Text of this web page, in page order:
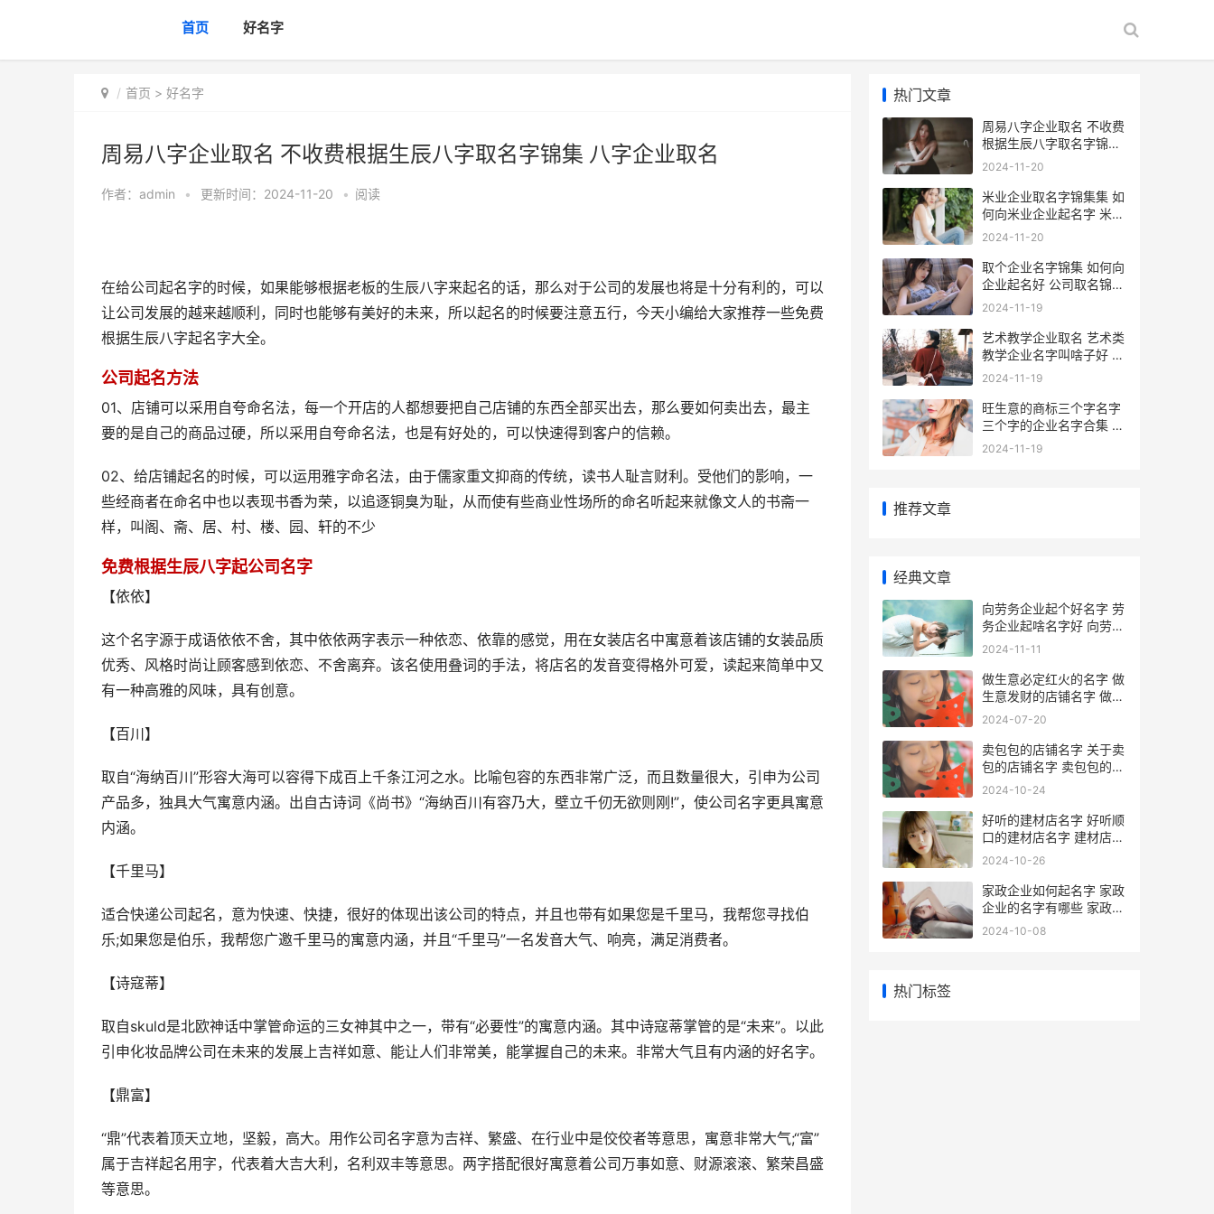
首页 好名字
首页 > 好名字
周易八字企业取名 不收费根据生辰八字取名字锦集 八字企业取名
作者： admin • 更新时间：2024-11-20 • 阅读
在给公司起名字的时候，如果能够根据老板的生辰八字来起名的话，那么对于公司的发展也将是十分有利的，可以
让公司发展的越来越顺利，同时也能够有美好的未来，所以起名的时候要注意五行，今天小编给大家推荐一些免费
根据生辰八字起名字大全。
公司起名方法
01、店铺可以采用自夸命名法，每一个开店的人都想要把自己店铺的东西全部买出去，那么要如何卖出去，最主
要的是自己的商品过硬，所以采用自夸命名法，也是有好处的，可以快速得到客户的信赖。
02、给店铺起名的时候，可以运用雅字命名法，由于儒家重文抑商的传统，读书人耻言财利。受他们的影响，一
些经商者在命名中也以表现书香为荣，以追逐铜臭为耻，从而使有些商业性场所的命名听起来就像文人的书斋一
样，叫阁、斋、居、村、楼、园、轩的不少
免费根据生辰八字起公司名字
【依依】
这个名字源于成语依依不舍，其中依依两字表示一种依恋、依靠的感觉，用在女装店名中寓意着该店铺的女装品质
优秀、风格时尚让顾客感到依恋、不舍离弃。该名使用叠词的手法，将店名的发音变得格外可爱，读起来简单中又
有一种高雅的风味，具有创意。
【百川】
取自“海纳百川”形容大海可以容得下成百上千条江河之水。比喻包容的东西非常广泛，而且数量很大，引申为公司
产品多，独具大气寓意内涵。出自古诗词《尚书》“海纳百川有容乃大，壁立千仞无欲则刚!”，使公司名字更具寓意
内涵。
【千里马】
适合快递公司起名，意为快速、快捷，很好的体现出该公司的特点，并且也带有如果您是千里马，我帮您寻找伯
乐;如果您是伯乐，我帮您广邀千里马的寓意内涵，并且“千里马”一名发音大气、响亮，满足消费者。
【诗寇蒂】
取自skuld是北欧神话中掌管命运的三女神其中之一，带有“必要性”的寓意内涵。其中诗寇蒂掌管的是“未来”。以此
引申化妆品牌公司在未来的发展上吉祥如意、能让人们非常美，能掌握自己的未来。非常大气且有内涵的好名字。
【鼎富】
“鼎”代表着顶天立地，坚毅，高大。用作公司名字意为吉祥、繁盛、在行业中是佼佼者等意思，寓意非常大气;“富”
属于吉祥起名用字，代表着大吉大利，名利双丰等意思。两字搭配很好寓意着公司万事如意、财源滚滚、繁荣昌盛
等意思。
热门文章
周易八字企业取名 不收费
根据生辰八字取名字锦集
八字企业取名
2024-11-20
米业企业取名字锦集集 如
何向米业企业起名字 米业
企业取名字怎么取
2024-11-20
取个企业名字锦集 如何向
企业起名好 公司取名锦的
最佳配字
2024-11-19
艺术教学企业取名 艺术类
教学企业名字叫啥子好 艺
术教育公司取名字大全
2024-11-19
旺生意的商标三个字名字
三个字的企业名字合集 旺
生意的商标三字是什么
2024-11-19
推荐文章
经典文章
向劳务企业起个好名字 劳
务企业起啥名字好 向劳务
企业起个什么名字
2024-11-11
做生意必定红火的名字 做
生意发财的店铺名字 做生
意必定红火的名字
2024-07-20
卖包包的店铺名字 关于卖
包的店铺名字 卖包包的店
铺名字英文
2024-10-24
好听的建材店名字 好听顺
口的建材店名字 建材店名
字大全及寓意
2024-10-26
家政企业如何起名字 家政
企业的名字有哪些 家政公
司怎么成立
2024-10-08
热门标签